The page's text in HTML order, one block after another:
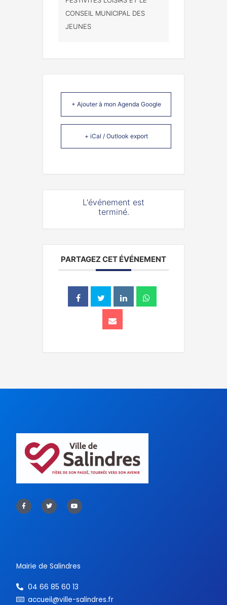
CONSEIL MUNICIPAL DES
JEUNES
+ Ajouter à mon Agenda Google
+ iCal / Outlook export
L'événement est
terminé.
PARTAGEZ CET ÉVÉNEMENT
a
c
e
w
i
t
o
u
t
Mairie de Salindres
04 66 85 60 13
accueil@ville-salindres.fr